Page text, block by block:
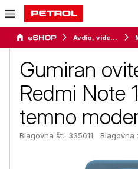
Avdio, video in telefonija
Gumiran
Redmi Note
temno
Blagovna št.: 335611 Blagovna